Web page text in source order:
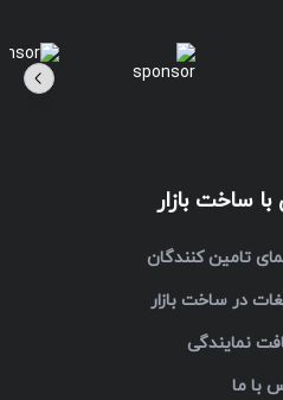
ساخت بازار
تامین کنندگان
در ساخت بازار
نمایندگی
با ما